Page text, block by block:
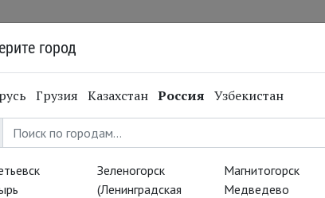
в кино
Live:
город
Грузия Казахстан Россия Узбекистан
Зеленогорск
(Ленинградская
Магнитогорск
Медведево